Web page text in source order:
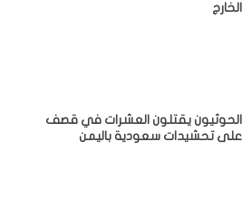
الخارج
الحوثيون يقتلون العشرات في قصف
على تحشيدات سعودية باليمن